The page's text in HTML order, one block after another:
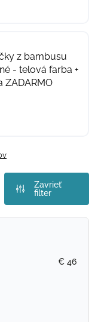
z bambusu
- telová farba +
ZADARMO
Zavrieť
filter
€ 46